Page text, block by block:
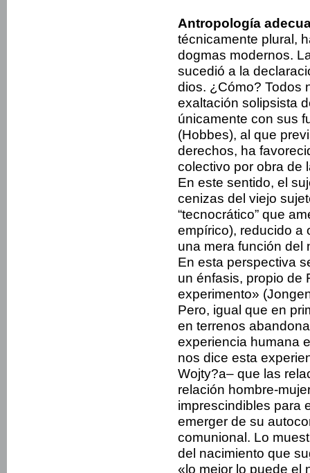
Antropología
técnicamente plural,
dogmas modernos.
sucedió a la
dios. ¿Cómo? Todos
exaltación solipsista
únicamente con sus
(Hobbes), al que
derechos, ha
colectivo por obra de
En este sentido, el
cenizas del viejo
“tecnocrático” que
empírico), reducido a
una mera función del
En esta perspectiva
un énfasis, propio de
experimento»
Pero, igual que en
en terrenos
experiencia humana
nos dice esta
Wojty?a– que las
relación hombre-
imprescindibles para
emerger de su
comunional. Lo
del nacimiento que
«lo mejor lo puede el